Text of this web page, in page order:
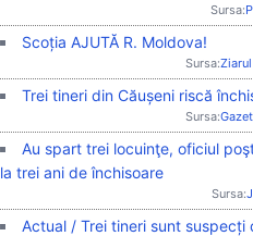
Sursa:
Scoția AJUTĂ R. Moldova!
Sursa:
Trei tineri din Căușeni riscă
Sursa:
Au spart trei locuinţe, oficiul
la trei ani de închisoare
Sursa:
Actual / Trei tineri sunt